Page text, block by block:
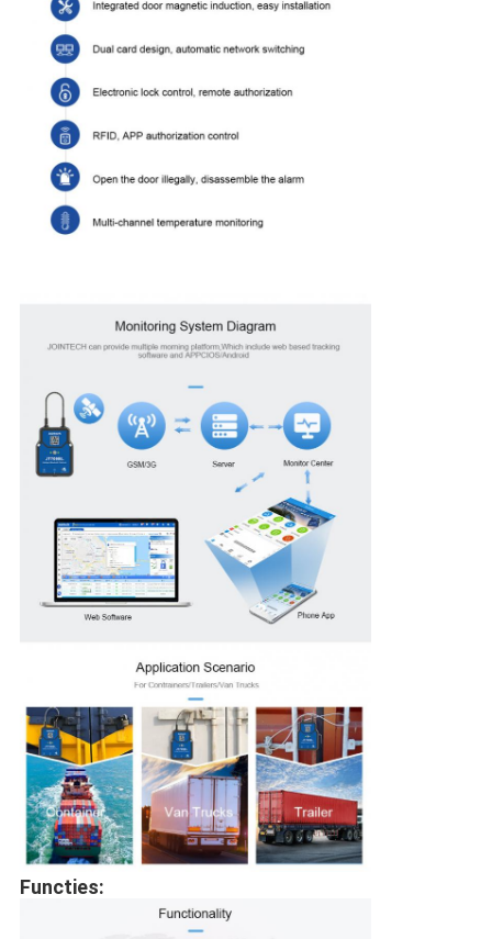
Functies: